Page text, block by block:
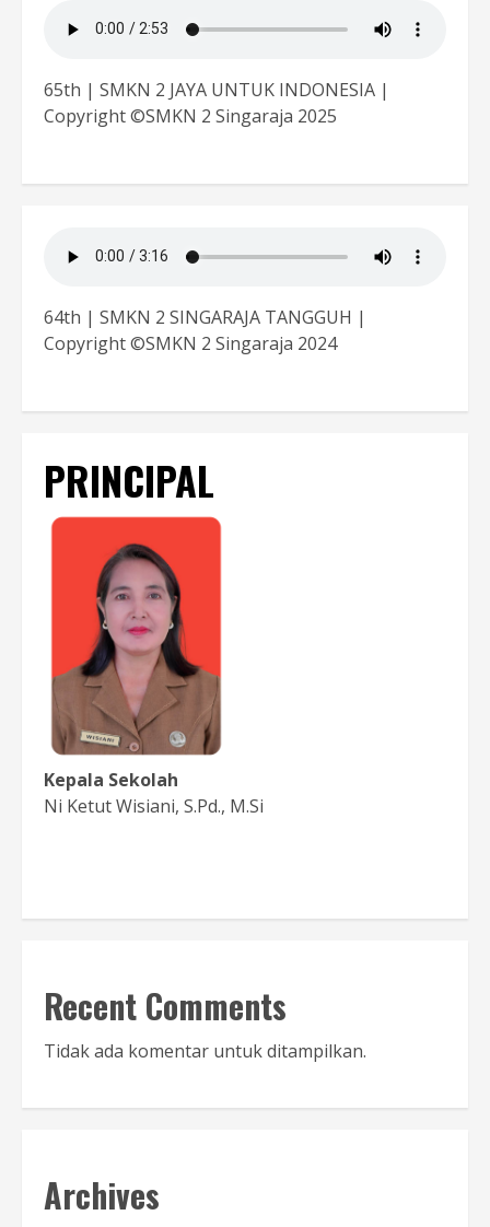
65th | SMKN 2 JAYA UNTUK INDONESIA |
Copyright ©SMKN 2 Singaraja 2025
64th | SMKN 2 SINGARAJA TANGGUH |
Copyright ©SMKN 2 Singaraja 2024
PRINCIPAL
Kepala Sekolah
Ni Ketut Wisiani, S.Pd., M.Si
Recent Comments
Tidak ada komentar untuk ditampilkan.
Archives